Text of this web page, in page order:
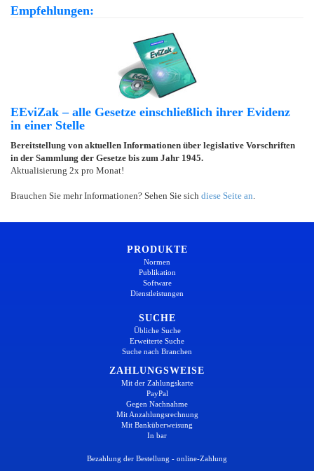
Empfehlungen:
EEviZak – alle Gesetze einschließlich ihrer Evidenz
in einer Stelle
Bereitstellung von aktuellen Informationen über legislative Vorschriften
in der Sammlung der Gesetze bis zum Jahr 1945.
Aktualisierung 2x pro Monat!
Brauchen Sie mehr Informationen? Sehen Sie sich diese Seite an
PRODUKTE
Normen
Publikation
Software
Dienstleistungen
SUCHE
Übliche Suche
Erweiterte Suche
Suche nach Branchen
ZAHLUNGSWEISE
Mit der Zahlungskarte
PayPal
Gegen Nachnahme
Mit Anzahlungsrechnung
Mit Banküberweisung
In bar
Bezahlung der Bestellung - online-Zahlung